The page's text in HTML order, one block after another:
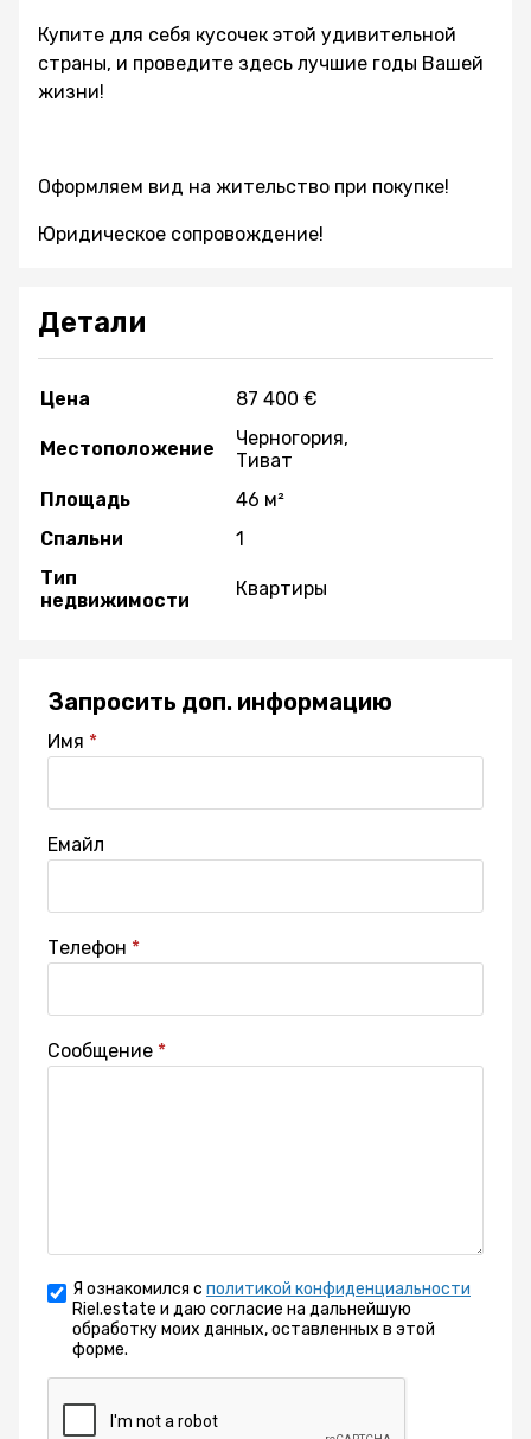
Купите для себя кусочек этой удивительной
страны, и проведите здесь лучшие годы Вашей
жизни!
Оформляем вид на жительство при покупке!
Юридическое сопровождение!
Детали
Цена 87 400 €
Местоположение
Черногория,
Тиват
Площадь
46 м²
Спальни
1
Тип
недвижимости
Квартиры
Запросить доп. информацию
Имя
Емайл
Телефон
Сообщение
Я ознакомился с политикой конфиденциальности
Riel.estate и даю согласие на дальнейшую
обработку моих данных, оставленных в этой
форме.